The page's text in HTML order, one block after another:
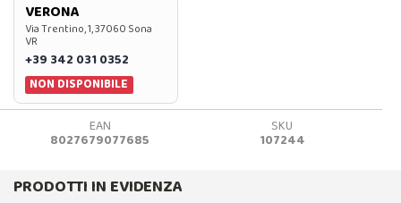
VERONA
Via Trentino, 1, 37060 Sona
VR
+39 342 031 0352
NON DISPONIBILE
EAN
8027679077685
SKU
107244
PRODOTTI IN EVIDENZA